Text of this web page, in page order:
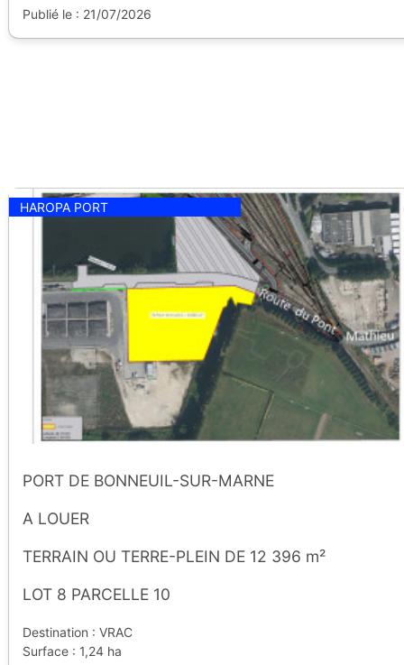
Publié le : 21/07/2026
HAROPA PORT
PORT DE BONNEUIL-SUR-MARNE
A LOUER
TERRAIN OU TERRE-PLEIN DE 12 396 m²
LOT 8 PARCELLE 10
Destination : VRAC
Surface : 1,24 ha